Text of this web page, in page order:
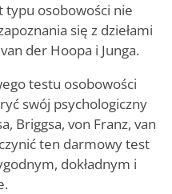
typu osobowości nie
się z dziełami
der Hoopa i Junga.
testu osobowości
swój psychologiczny
Briggsa, von Franz, van
ten darmowy test
dokładnym i